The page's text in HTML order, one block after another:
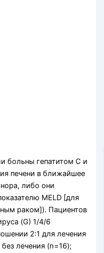
больны гепатитом С и
печени в ближайшее
либо они
MELD [для
раком]). Пациентов
(G) 1/4/6
2:1 для лечения
лечения (n=16);